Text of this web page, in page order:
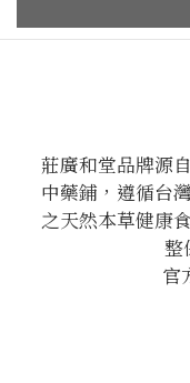
莊廣和堂品牌源
中藥鋪，遵循台
之天然本草健康
整
官